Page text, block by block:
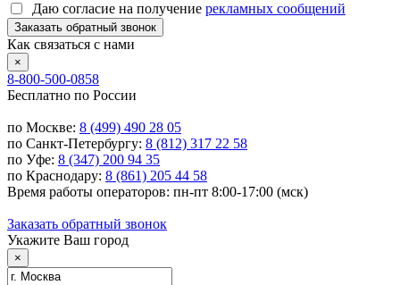
Даю согласие на получение рекламных сообщений
Заказать обратный звонок
Как связаться с нами
×
8-800-500-0858
Бесплатно по России
по Москве: 8 (499) 490 28 05
по Санкт-Петербургу: 8 (812) 317 22 58
по Уфе: 8 (347) 200 94 35
по Краснодару: 8 (861) 205 44 58
Время работы операторов: пн-пт 8:00-17:00 (мск)
Заказать обратный звонок
Укажите Ваш город
×